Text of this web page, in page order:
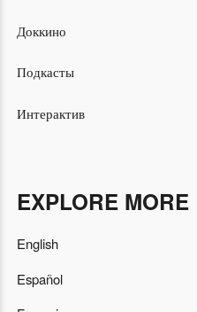
Доккино
Подкасты
Интерактив
EXPLORE MORE
English
Español